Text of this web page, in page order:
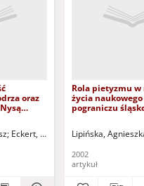
oraz
Eckert, Marian - red.
Rola pietyzmu w
życia
pograniczu
Lausitz
Lipińska,
2002
artykuł